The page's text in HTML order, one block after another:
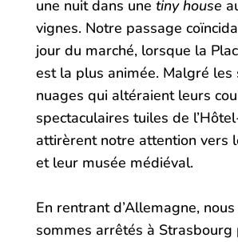
une nuit dans une tiny house
vignes. Notre passage
jour du marché, lorsque la
est la plus animée. Malgré les
nuages qui altéraient leurs
spectaculaires tuiles de
attirèrent notre attention vers
et leur musée médiéval.
En rentrant d’Allemagne,
sommes arrêtés à Strasbourg